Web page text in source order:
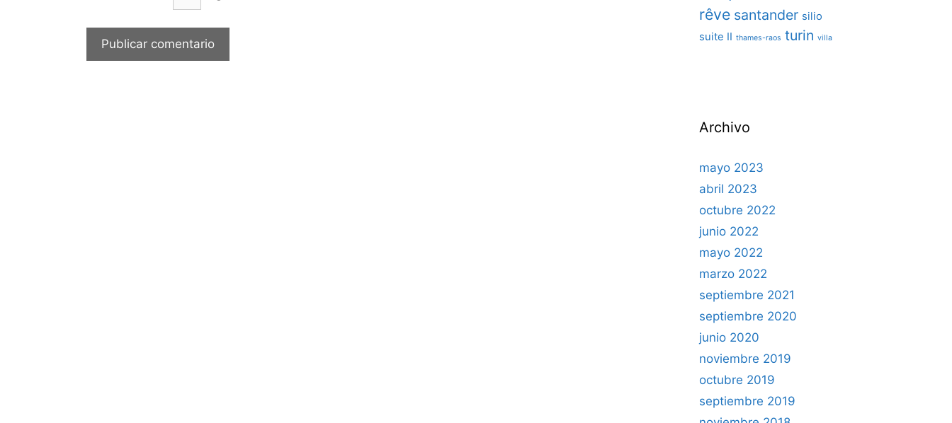
rêve santander silio
suite II thames-raos turin villa
Archivo
mayo 2023
abril 2023
octubre 2022
junio 2022
mayo 2022
marzo 2022
septiembre 2021
septiembre 2020
junio 2020
noviembre 2019
octubre 2019
septiembre 2019